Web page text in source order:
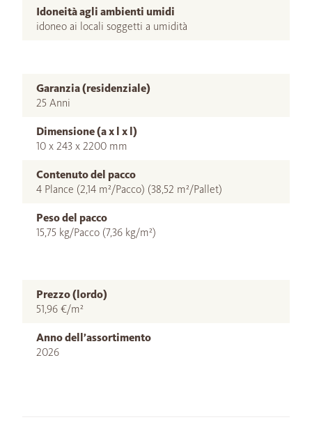
Idoneità agli ambienti umidi
idoneo ai locali soggetti a umidità
Garanzia (residenziale)
25 Anni
Dimensione (a x l x l)
10 x 243 x 2200 mm
Contenuto del pacco
4 Plance (2,14 m²/Pacco) (38,52 m²/Pallet)
Peso del pacco
15,75 kg/Pacco (7,36 kg/m²)
Prezzo (lordo)
51,96 €/m²
Anno dell’assortimento
2026